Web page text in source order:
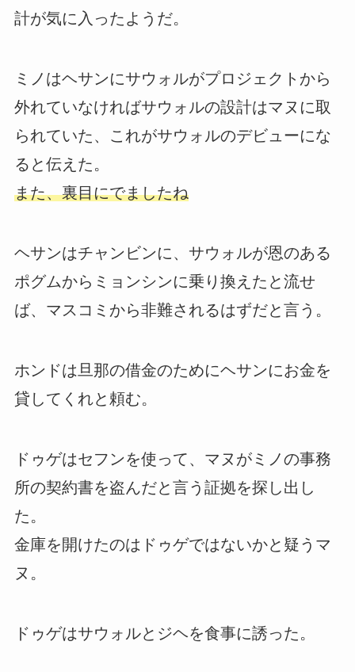
計が気に入ったようだ。
ミノはヘサンにサウォルがプロジェクトから
外れていなければサウォルの設計はマヌに取
られていた、これがサウォルのデビューにな
ると伝えた。
また、裏目にでましたね
ヘサンはチャンビンに、サウォルが恩のある
ポグムからミョンシンに乗り換えたと流せ
ば、マスコミから非難されるはずだと言う。
ホンドは旦那の借金のためにヘサンにお金を
貸してくれと頼む。
ドゥゲはセフンを使って、マヌがミノの事務
所の契約書を盗んだと言う証拠を探し出し
た。
金庫を開けたのはドゥゲではないかと疑うマ
ヌ。
ドゥゲはサウォルとジヘを食事に誘った。